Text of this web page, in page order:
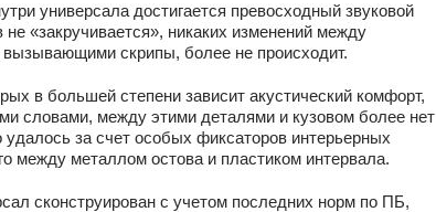
универсала достигается превосходный звуковой
«закручивается», никаких изменений между
скрипы, более не происходит.
в большей степени зависит акустический комфорт,
словами, между этими деталями и кузовом более нет
удалось за счет особых фиксаторов интерьерных
между металлом остова и пластиком интервала.
сконструирован с учетом последних норм по ПБ,